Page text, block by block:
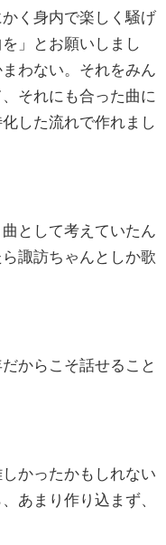
く身内で楽しく騒げ
」とお願いしまし
わない。それをみん
それにも合った曲に
した流れで作れまし
として考えていたん
諏訪ちゃんとしか歌
からこそ話せること
かったかもしれない
あまり作り込まず、